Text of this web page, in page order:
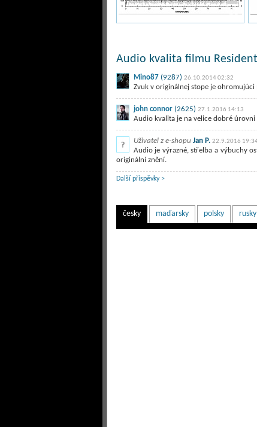
Audio kvalita filmu
Mino87 (9287) 26.10.2014 02:32
Zvuk v originálnej stope je ohromujúci
john connor (2625) 27.1.2016 14:13
Audio kvalita je na velice dobré
Uživatel z e-shopu Jan P. 22.9.2016
Audio je výrazné, střelba a výbuchy
originální znění.
Další příspěvky >
česky maďarsky polsky rusky